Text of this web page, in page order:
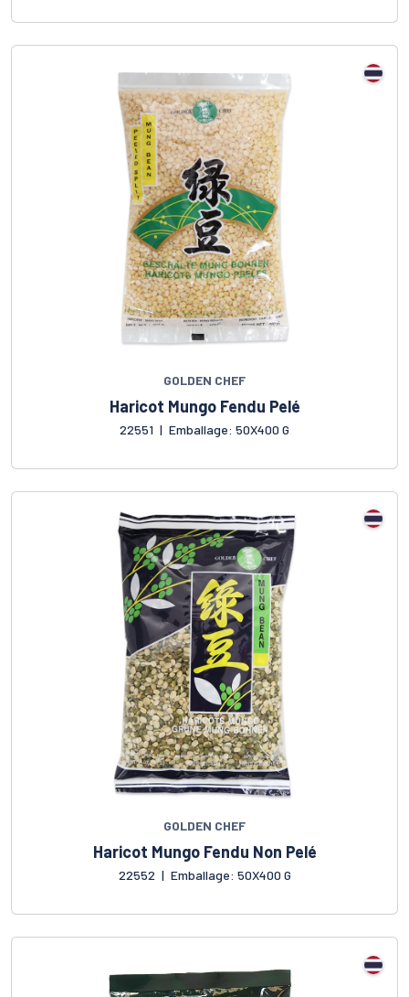
GOLDEN CHEF
Haricot Mungo Fendu Pelé
22551 | Emballage: 50X400 G
GOLDEN CHEF
Haricot Mungo Fendu Non Pelé
22552 | Emballage: 50X400 G